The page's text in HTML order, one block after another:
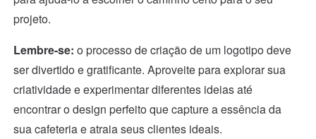
projeto.
Lembre-se: o processo de criação de um logotipo deve
ser divertido e gratificante. Aproveite para explorar sua
criatividade e experimentar diferentes ideias até
encontrar o design perfeito que capture a essência da
sua cafeteria e atraia seus clientes ideais.